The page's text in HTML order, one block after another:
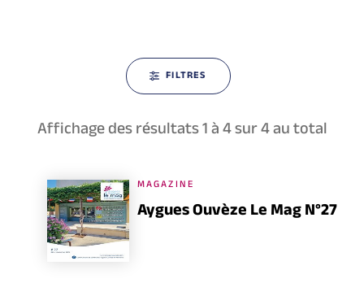
FILTRES
Affichage des résultats1à4sur4au total
MAGAZINE
Aygues Ouvèze Le Mag N°27